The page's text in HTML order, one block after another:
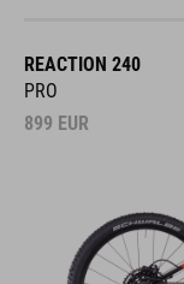
REACTION 240
PRO
899 EUR